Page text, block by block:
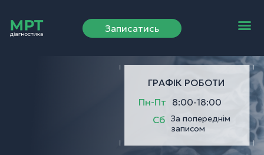
Записатись
ГРАФІК РОБОТИ
Пн-Пт 8:00-18:00
Сб За попереднім
записом